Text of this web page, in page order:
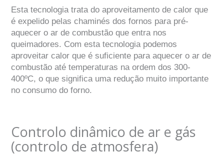
Esta tecnologia trata do aproveitamento de calor que
é expelido pelas chaminés dos fornos para pré-
aquecer o ar de combustão que entra nos
queimadores. Com esta tecnologia podemos
aproveitar calor que é suficiente para aquecer o ar de
combustão até temperaturas na ordem dos 300-
400ºC, o que significa uma redução muito importante
no consumo do forno.
Controlo dinâmico de ar e gás
(controlo de atmosfera)